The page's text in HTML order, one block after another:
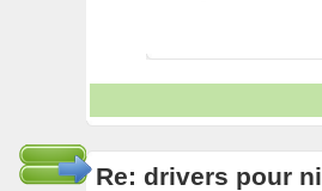
Re: drivers pour